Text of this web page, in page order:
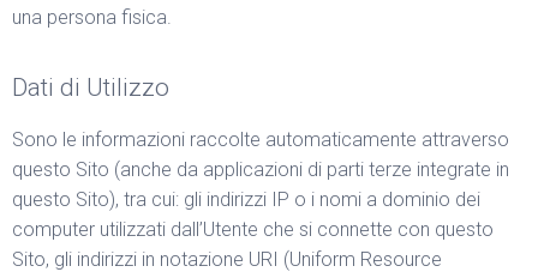
una persona fisica.
Dati di Utilizzo
Sono le informazioni raccolte automaticamente attraverso
questo Sito (anche da applicazioni di parti terze integrate in
questo Sito), tra cui: gli indirizzi IP o i nomi a dominio dei
computer utilizzati dall’Utente che si connette con questo
Sito, gli indirizzi in notazione URI (Uniform Resource